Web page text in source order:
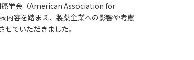
癌学会（American Association for
内容を踏まえ、製薬企業への影響や考慮
ていただきました。